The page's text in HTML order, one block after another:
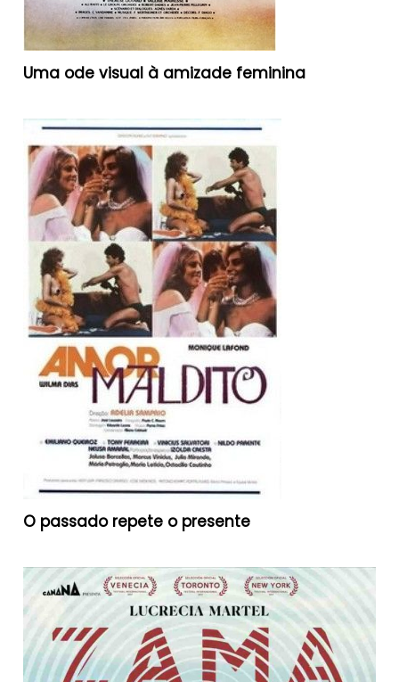
Uma ode visual à amizade feminina
O passado repete o presente